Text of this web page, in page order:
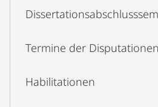
Termine der Disputationen
Habilitationen